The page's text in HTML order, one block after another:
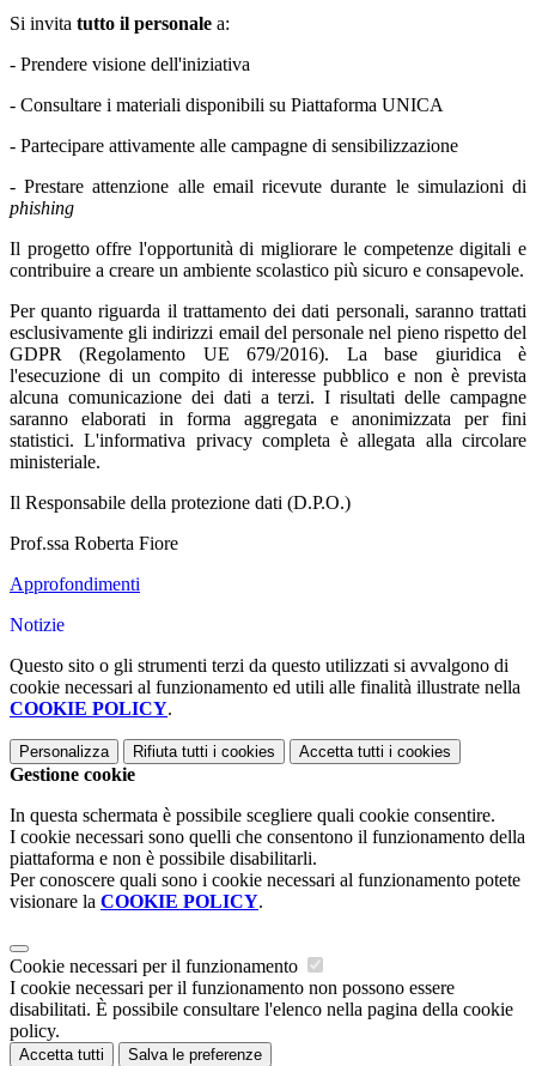
Si invita tutto il personale a:
- Prendere visione dell'iniziativa
- Consultare i materiali disponibili su Piattaforma UNICA
- Partecipare attivamente alle campagne di sensibilizzazione
- Prestare attenzione alle email ricevute durante le simulazioni di
phishing
Il progetto offre l'opportunità di migliorare le competenze digitali e
contribuire a creare un ambiente scolastico più sicuro e consapevole.
Per quanto riguarda il trattamento dei dati personali, saranno trattati
esclusivamente gli indirizzi email del personale nel pieno rispetto del
GDPR (Regolamento UE 679/2016). La base giuridica è
l'esecuzione di un compito di interesse pubblico e non è prevista
alcuna comunicazione dei dati a terzi. I risultati delle campagne
saranno elaborati in forma aggregata e anonimizzata per fini
statistici. L'informativa privacy completa è allegata alla circolare
ministeriale.
Il Responsabile della protezione dati (D.P.O.)
Prof.ssa Roberta Fiore
Approfondimenti
Notizie
Questo sito o gli strumenti terzi da questo utilizzati si avvalgono di
cookie necessari al funzionamento ed utili alle finalità illustrate nella
COOKIE POLICY.
Personalizza Rifiuta tutti i cookies Accetta tutti i cookies
Gestione cookie
In questa schermata è possibile scegliere quali cookie consentire.
I cookie necessari sono quelli che consentono il funzionamento della
piattaforma e non è possibile disabilitarli.
Per conoscere quali sono i cookie necessari al funzionamento potete
visionare la COOKIE POLICY.
Cookie necessari per il funzionamento
I cookie necessari per il funzionamento non possono essere
disabilitati. È possibile consultare l'elenco nella pagina della cookie
policy.
Accetta tutti Salva le preferenze